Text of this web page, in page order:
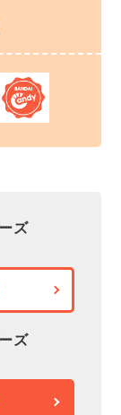
ズ
ズ